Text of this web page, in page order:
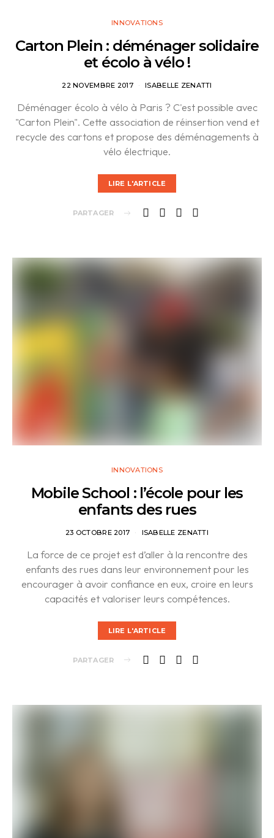
INNOVATIONS
Carton Plein : déménager solidaire
et écolo à vélo !
22 NOVEMBRE 2017 ISABELLE ZENATTI
Déménager écolo à vélo à Paris ? C'est possible avec
"Carton Plein". Cette association de réinsertion vend et
recycle des cartons et propose des déménagements à
vélo électrique.
LIRE L'ARTICLE
PARTAGER
INNOVATIONS
Mobile School : l’école pour les
enfants des rues
23 OCTOBRE 2017 ISABELLE ZENATTI
La force de ce projet est d’aller à la rencontre des
enfants des rues dans leur environnement pour les
encourager à avoir confiance en eux, croire en leurs
capacités et valoriser leurs compétences.
LIRE L'ARTICLE
PARTAGER